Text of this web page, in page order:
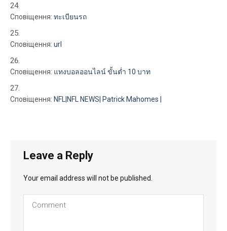
Сповіщення: ทะเบียนรถ
Сповіщення: url
Сповіщення: แทงบอลออนไลน์ ขั้นต่ำ 10 บาท
Сповіщення: NFL|NFL NEWS| Patrick Mahomes |
Leave a Reply
Your email address will not be published.